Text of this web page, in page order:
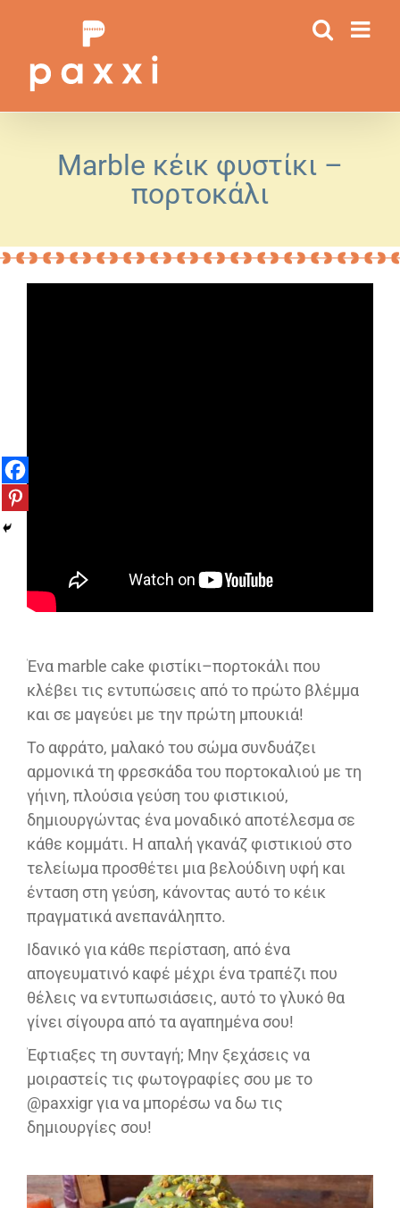
περιεχόμενο
Marble κέικ φυστίκι –
πορτοκάλι
Ένα marble cake φιστίκι–πορτοκάλι που
κλέβει τις εντυπώσεις από το πρώτο βλέμμα
και σε μαγεύει με την πρώτη μπουκιά!
Το αφράτο, μαλακό του σώμα συνδυάζει
αρμονικά τη φρεσκάδα του πορτοκαλιού με τη
γήινη, πλούσια γεύση του φιστικιού,
δημιουργώντας ένα μοναδικό αποτέλεσμα σε
κάθε κομμάτι. Η απαλή γκανάζ φιστικιού στο
τελείωμα προσθέτει μια βελούδινη υφή και
ένταση στη γεύση, κάνοντας αυτό το κέικ
πραγματικά ανεπανάληπτο.
Ιδανικό για κάθε περίσταση, από ένα
απογευματινό καφέ μέχρι ένα τραπέζι που
θέλεις να εντυπωσιάσεις, αυτό το γλυκό θα
γίνει σίγουρα από τα αγαπημένα σου!
Έφτιαξες τη συνταγή; Μην ξεχάσεις να
μοιραστείς τις φωτογραφίες σου με το
@paxxigr για να μπορέσω να δω τις
δημιουργίες σου!